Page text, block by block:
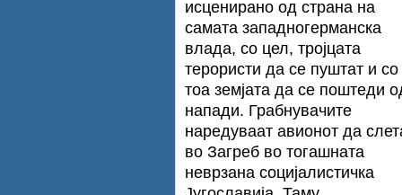
исценирано од страна на
самата западногерманска
влада, со цел, тројцата
терористи да се пуштат и со
тоа земјата да се поштеди
напади. Грабнувачите
наредуваат авионот да
во Загреб во тогашната
неврзана социјалистичка